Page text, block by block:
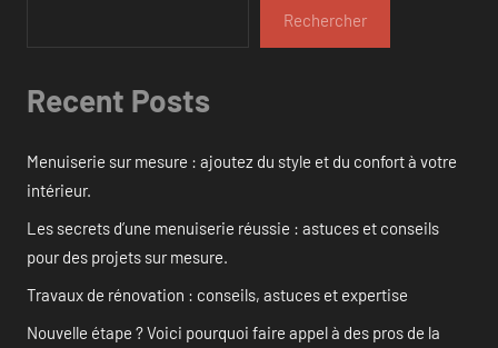
Rechercher
Recent Posts
Menuiserie sur mesure : ajoutez du style et du confort à votre
intérieur.
Les secrets d’une menuiserie réussie : astuces et conseils
pour des projets sur mesure.
Travaux de rénovation : conseils, astuces et expertise
Nouvelle étape ? Voici pourquoi faire appel à des pros de la